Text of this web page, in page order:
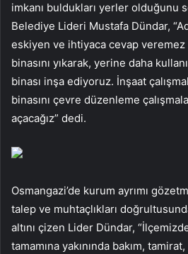
imkanı buldukları yerler olduğunu
Belediye Lideri Mustafa Dündar,
eskiyen ve ihtiyaca cevap
binasını yıkarak, yerine daha
binası inşa ediyoruz. İnşaat
binasını çevre düzenleme
açacağız” dedi.
Osmangazi’de kurum ayrımı
talep ve muhtaçlıkları
altını çizen Lider Dündar,
tamamına yakınında bakım,